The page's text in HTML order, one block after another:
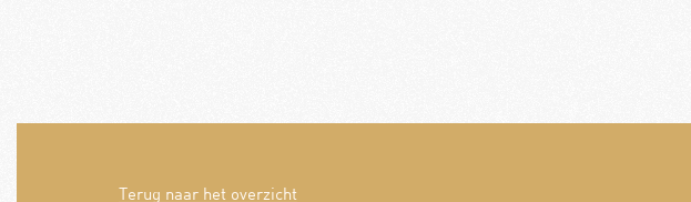
Terug naar het overzicht